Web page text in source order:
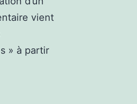
vient
» à partir